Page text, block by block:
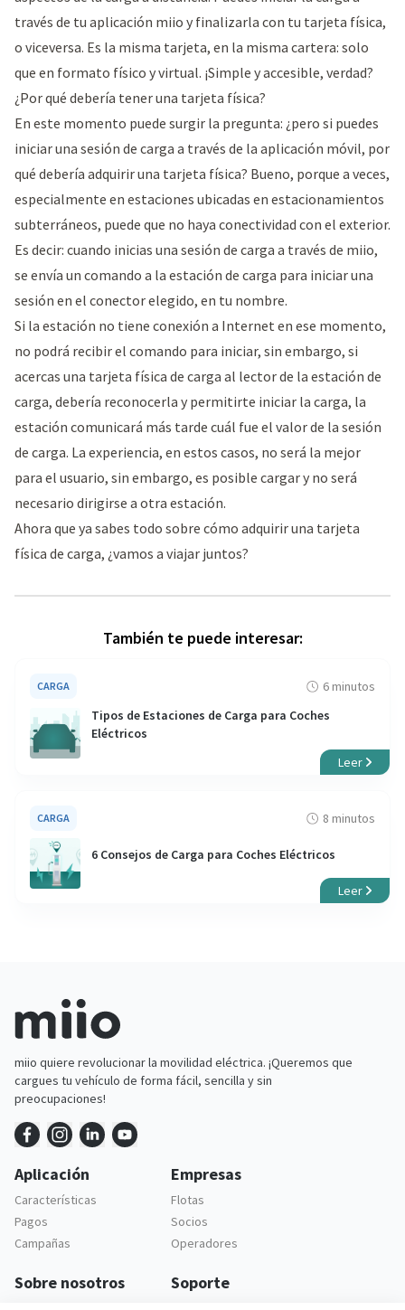
través de tu aplicación miio y finalizarla con tu tarjeta física,
o viceversa. Es la misma tarjeta, en la misma cartera: solo
que en formato físico y virtual. ¡Simple y accesible, verdad?
¿Por qué debería tener una tarjeta física?
En este momento puede surgir la pregunta: ¿pero si puedes
iniciar una sesión de carga a través de la aplicación móvil, por
qué debería adquirir una tarjeta física? Bueno, porque a veces,
especialmente en estaciones ubicadas en estacionamientos
subterráneos, puede que no haya conectividad con el exterior.
Es decir: cuando inicias una sesión de carga a través de miio,
se envía un comando a la estación de carga para iniciar una
sesión en el conector elegido, en tu nombre.
Si la estación no tiene conexión a Internet en ese momento,
no podrá recibir el comando para iniciar, sin embargo, si
acercas una tarjeta física de carga al lector de la estación de
carga, debería reconocerla y permitirte iniciar la carga, la
estación comunicará más tarde cuál fue el valor de la sesión
de carga. La experiencia, en estos casos, no será la mejor
para el usuario, sin embargo, es posible cargar y no será
necesario dirigirse a otra estación.
Ahora que ya sabes todo sobre cómo adquirir una tarjeta
física de carga, ¿vamos a viajar juntos?
También te puede interesar:
CARGA
6 minutos
Tipos de Estaciones de Carga para Coches
Eléctricos
Leer
CARGA 8 minutos
6 Consejos de Carga para Coches Eléctricos
Leer
miio quiere revolucionar la movilidad eléctrica. ¡Queremos que
cargues tu vehículo de forma fácil, sencilla y sin
preocupaciones!
Aplicación
Características
Pagos
Campañas
Empresas
Flotas
Socios
Operadores
Sobre nosotros Soporte